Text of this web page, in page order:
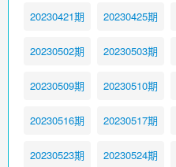
20230421期 20230425期
20230502期 20230503期
20230509期 20230510期
20230516期 20230517期
20230523期 20230524期